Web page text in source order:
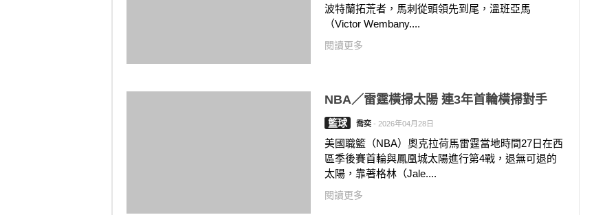
波特蘭拓荒者，馬刺從頭領先到尾，溫班亞馬
（Victor Wembany....
閱讀更多
NBA／雷霆橫掃太陽 連3年首輪橫掃對手
籃球 喬奕 - 2026年04月28日
美國職籃（NBA）奧克拉荷馬雷霆當地時間27日在西
區季後賽首輪與鳳凰城太陽進行第4戰，退無可退的
太陽，靠著格林（Jale....
閱讀更多